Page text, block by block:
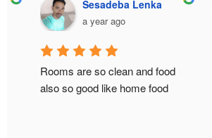
Sesadeba Lenka
a year ago
Rooms are so clean and food
also so good like home food